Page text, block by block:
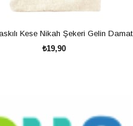
Kese Nikah Şekeri Gelin Damat
₺19,90